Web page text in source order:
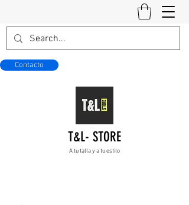
Contacto
T&L- STORE
A tu talla y a tu estilo